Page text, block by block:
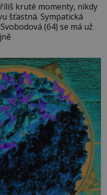
kruté momenty, nikdy
Sympatická
(64) se má už